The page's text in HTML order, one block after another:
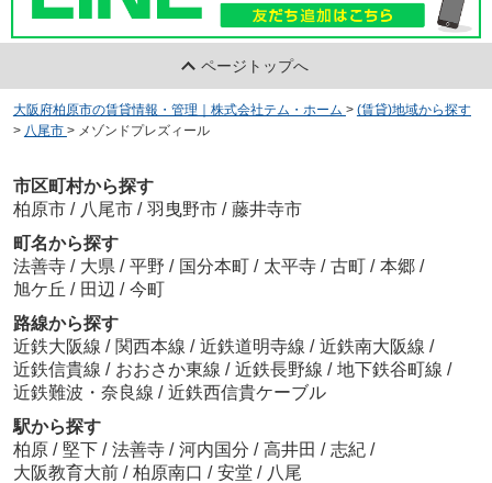
ページトップへ
大阪府柏原市の賃貸情報・管理｜株式会社テム・ホーム > (賃貸)地域から探す
> 八尾市 > メゾンドプレズィール
市区町村から探す
柏原市 / 八尾市 / 羽曳野市 / 藤井寺市
町名から探す
法善寺 / 大県 / 平野 / 国分本町 / 太平寺 / 古町 / 本郷 /
旭ケ丘 / 田辺 / 今町
路線から探す
近鉄大阪線 / 関西本線 / 近鉄道明寺線 / 近鉄南大阪線 /
近鉄信貴線 / おおさか東線 / 近鉄長野線 / 地下鉄谷町線 /
近鉄難波・奈良線 / 近鉄西信貴ケーブル
駅から探す
柏原 / 堅下 / 法善寺 / 河内国分 / 高井田 / 志紀 /
大阪教育大前 / 柏原南口 / 安堂 / 八尾